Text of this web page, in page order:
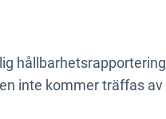
hållbarhetsrapportering
inte kommer träffas av